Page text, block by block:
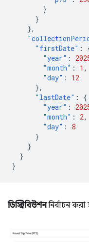
}
}
},
"firstDate" :
"year" :
"month" : 1 ,
"day" :
12
},
"lastDate" :
{
"year" :
"month" : 2,
"day" :
8
}
}
}
}
ডিস্ট্রিবিউশননির্বাচন